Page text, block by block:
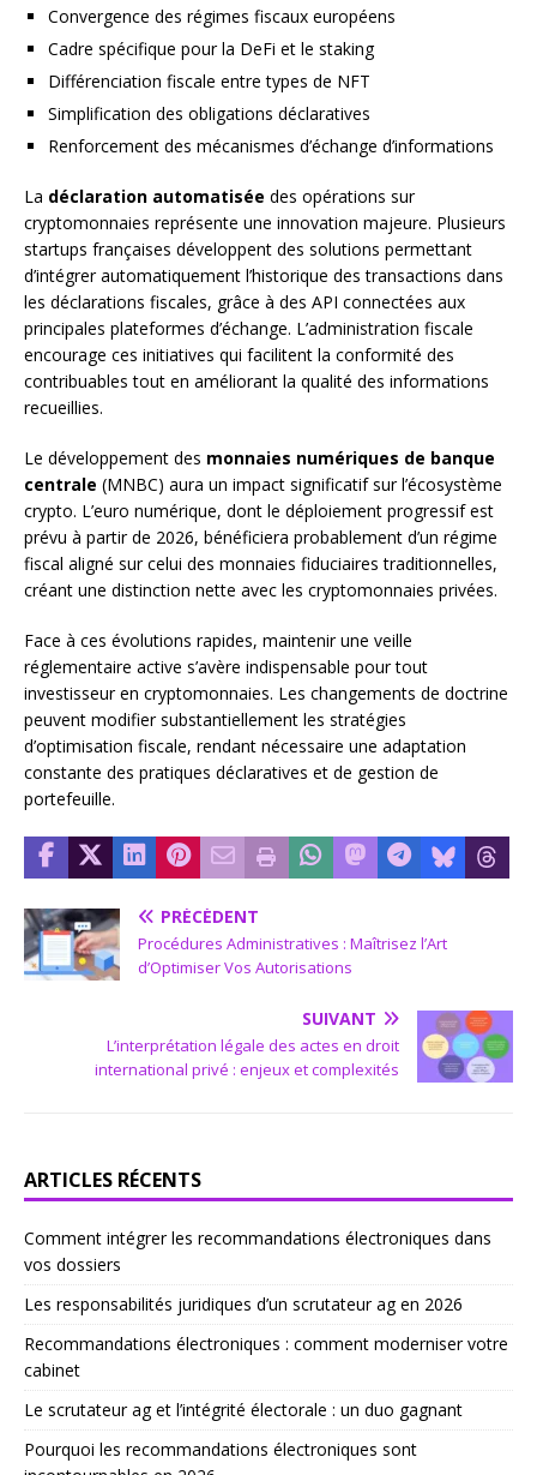
Convergence des régimes fiscaux européens
Cadre spécifique pour la DeFi et le staking
Différenciation fiscale entre types de NFT
Simplification des obligations déclaratives
Renforcement des mécanismes d’échange d’informations
La déclaration automatisée des opérations sur
cryptomonnaies représente une innovation majeure. Plusieurs
startups françaises développent des solutions permettant
d’intégrer automatiquement l’historique des transactions dans
les déclarations fiscales, grâce à des API connectées aux
principales plateformes d’échange. L’administration fiscale
encourage ces initiatives qui facilitent la conformité des
contribuables tout en améliorant la qualité des informations
recueillies.
Le développement des monnaies numériques de banque
centrale (MNBC) aura un impact significatif sur l’écosystème
crypto. L’euro numérique, dont le déploiement progressif est
prévu à partir de 2026, bénéficiera probablement d’un régime
fiscal aligné sur celui des monnaies fiduciaires traditionnelles,
créant une distinction nette avec les cryptomonnaies privées.
Face à ces évolutions rapides, maintenir une veille
réglementaire active s’avère indispensable pour tout
investisseur en cryptomonnaies. Les changements de doctrine
peuvent modifier substantiellement les stratégies
d’optimisation fiscale, rendant nécessaire une adaptation
constante des pratiques déclaratives et de gestion de
portefeuille.
PRÉCÉDENT
Procédures Administratives : Maîtrisez l’Art
d’Optimiser Vos Autorisations
SUIVANT
L’interprétation légale des actes en droit
international privé : enjeux et complexités
ARTICLES RÉCENTS
Comment intégrer les recommandations électroniques dans
vos dossiers
Les responsabilités juridiques d’un scrutateur ag en 2026
Recommandations électroniques : comment moderniser votre
cabinet
Le scrutateur ag et l’intégrité électorale : un duo gagnant
Pourquoi les recommandations électroniques sont